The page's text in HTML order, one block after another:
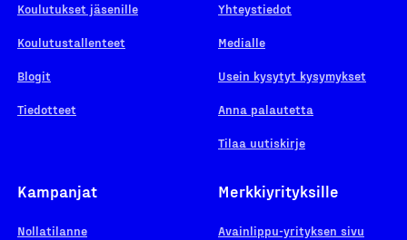
Koulutukset jäsenille
Koulutustallenteet
Blogit
Tiedotteet
Yhteystiedot
Medialle
Usein kysytyt kysymykset
Anna palautetta
Tilaa uutiskirje
Kampanjat
Nollatilanne
Merkkiyrityksille
Avainlippu-yrityksen sivu